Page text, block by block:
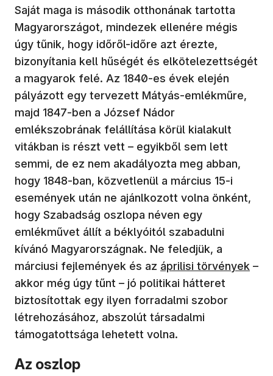
Saját maga is második otthonának tartotta
Magyarországot, mindezek ellenére mégis
úgy tűnik, hogy időről-időre azt érezte,
bizonyítania kell hűségét és elkötelezettségét
a magyarok felé. Az 1840-es évek elején
pályázott egy tervezett Mátyás-emlékműre,
majd 1847-ben a József Nádor
emlékszobrának felállítása körül kialakult
vitákban is részt vett – egyikből sem lett
semmi, de ez nem akadályozta meg abban,
hogy 1848-ban, közvetlenül a március 15-i
események után ne ajánlkozott volna önként,
hogy Szabadság oszlopa néven egy
emlékművet állít a béklyóitól szabadulni
kívánó Magyarországnak. Ne feledjük, a
márciusi fejlemények és az áprilisi törvények –
akkor még úgy tűnt – jó politikai hátteret
biztosítottak egy ilyen forradalmi szobor
létrehozásához, abszolút társadalmi
támogatottsága lehetett volna.
Az oszlop